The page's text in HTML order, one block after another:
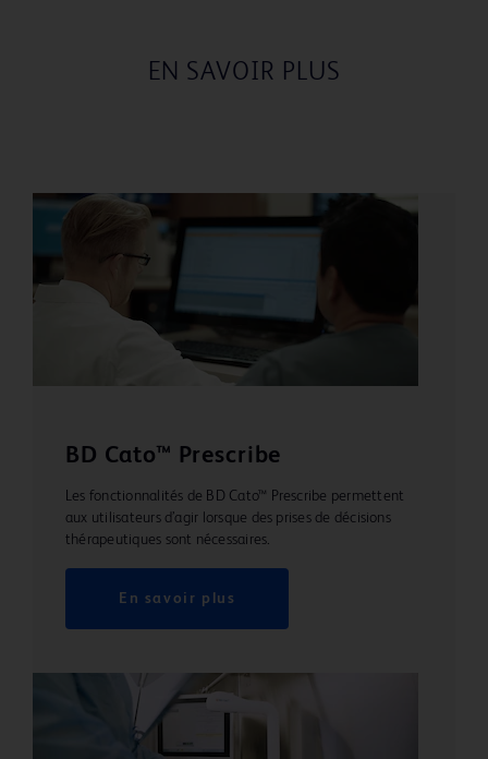
EN SAVOIR PLUS
BD Cato™ Prescribe
Les fonctionnalités de BD Cato™ Prescribe permettent
aux utilisateurs d’agir lorsque des prises de décisions
thérapeutiques sont nécessaires.
En savoir plus